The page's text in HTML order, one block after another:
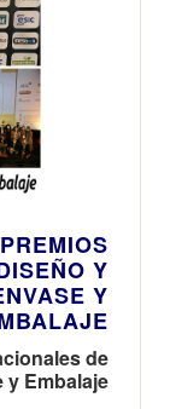
Y
Y
de
y Embalaje